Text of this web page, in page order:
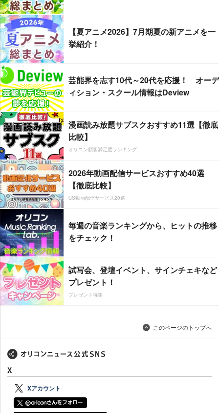
【夏アニメ2026】7月期夏の新アニメを一
挙紹介！
芸能界を志す10代～20代を応援！ オーデ
ィション・スクール情報はDeview
漫画読み放題サブスクおすすめ11選【徹底
比較】
オリコン顧客満足度ランキング
2026年動画配信サービスおすすめ40選
【徹底比較】
CS動画配信サービス20選
毎週の音楽ランキングから、ヒットの推移
をチェック！
試写会、登壇イベント、サインチェキなど
プレゼント！
プレゼント特集
このページのトップへ
X
Xアカウント